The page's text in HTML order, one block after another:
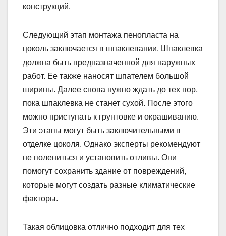
конструкций.
Следующий этап монтажа пенопласта на
цоколь заключается в шпаклевании. Шпаклевка
должна быть предназначенной для наружных
работ. Ее также наносят шпателем большой
ширины. Далее снова нужно ждать до тех пор,
пока шпаклевка не станет сухой. После этого
можно приступать к грунтовке и окрашиванию.
Эти этапы могут быть заключительными в
отделке цоколя. Однако эксперты рекомендуют
не полениться и установить отливы. Они
помогут сохранить здание от повреждений,
которые могут создать разные климатические
факторы.
Такая облицовка отлично подходит для тех